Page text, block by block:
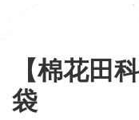
【棉花田
袋